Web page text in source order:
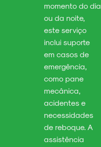
momento do dia
ou da noite,
este serviço
inclui suporte
em casos de
emergência,
como pane
mecânica,
acidentes e
necessidades
de reboque. A
assistência